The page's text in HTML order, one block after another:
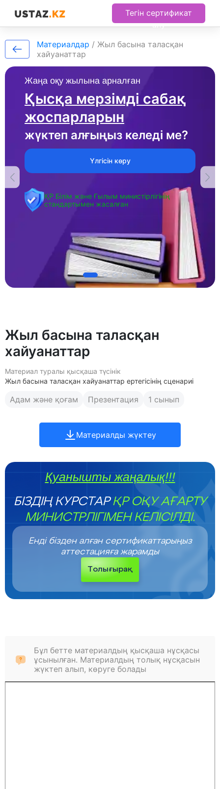
Тегін сертификат
алу
Жаңа оқу жылына арналған
Қысқа мерзімді сабақ
жоспарларын
жүктеп алғыңыз келеді ме?
Үлгісін көру
ҚР Білім және Ғылым министірлігінің
стандартымен жасалған
Материалдар / Жыл басына таласқан
хайуанаттар
Жыл басына таласқан
хайуанаттар
Материал туралы қысқаша түсінік
Жыл басына таласқан хайуанаттар ертегісінің сценариі
Адам және қоғам Презентация 1 сынып
Материалды жүктеу
Қуанышты жаңалық!!!
БІЗДІҢ КУРСТАРҚР ОҚУ АҒАРТУ
МИНИСТРЛІГІМЕН КЕЛІСІЛДІ.
Енді бізден алған сертификаттарыңыз
аттестацияға жарамды
Толығырақ
Бұл бетте материалдың қысқаша нұсқасы
ұсынылған. Материалдың толық нұсқасын
жүктеп алып, көруге болады